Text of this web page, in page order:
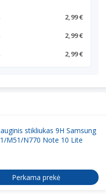
2,99 €
2,99 €
2,99 €
stikliukas 9H Samsung
M51/N770 Note 10 Lite
Perkama prekė